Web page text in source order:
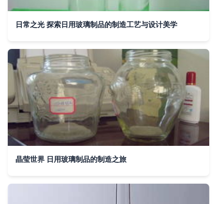
日常之光 探索日用玻璃制品的制造工艺与设计美学
晶莹世界 日用玻璃制品的制造之旅